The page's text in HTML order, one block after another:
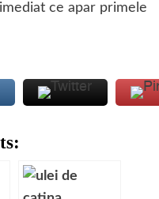
ce apar primele